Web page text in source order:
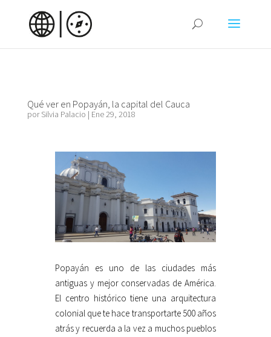
Qué ver en Popayán, la capital del Cauca
porSilvia Palacio | Ene 29, 2018
Popayán es uno de las ciudades más
antiguas y mejor conservadas de América.
El centro histórico tiene una arquitectura
colonial que te hace transportarte 500 años
atrás y recuerda a la vez a muchos pueblos